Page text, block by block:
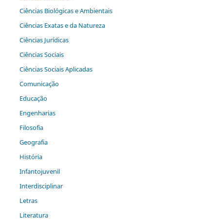
Ciências Biológicas e Ambientais
Ciências Exatas e da Natureza
Ciências Jurídicas
Ciências Sociais
Ciências Sociais Aplicadas
Comunicação
Educação
Engenharias
Filosofia
Geografia
História
Infantojuvenil
Interdisciplinar
Letras
Literatura